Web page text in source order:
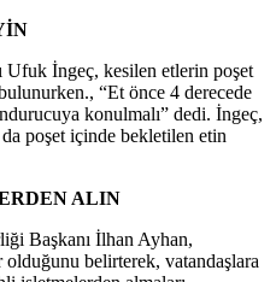
İngeç, kesilen etlerin poşet
“Et önce 4 derecede
konulmalı” dedi. İngeç,
poşet içinde bekletilen etin
ALIN
Başkanı İlhan Ayhan,
belirterek, vatandaşlara